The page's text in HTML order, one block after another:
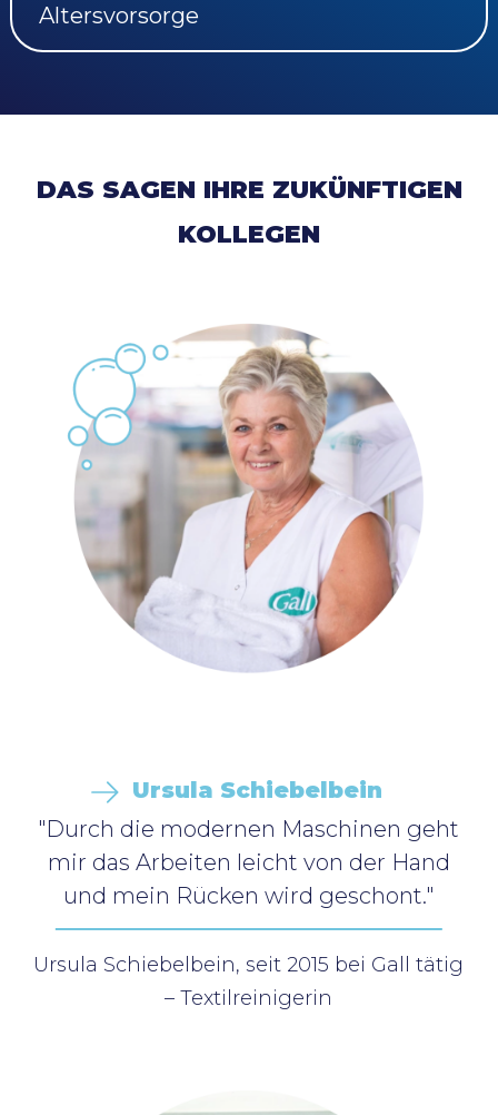
Altersvorsorge
DAS SAGEN IHRE ZUKÜNFTIGEN
KOLLEGEN
Ursula Schiebelbein
"Durch die modernen Maschinen geht
mir das Arbeiten leicht von der Hand
und mein Rücken wird geschont."
Ursula Schiebelbein, seit 2015 bei Gall tätig
– Textilreinigerin